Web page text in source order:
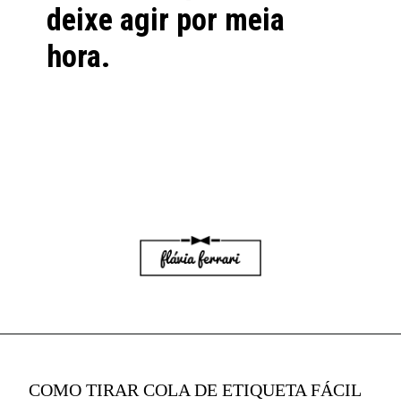
deixe agir por meia
hora.
COMO TIRAR COLA DE ETIQUETA FÁCIL